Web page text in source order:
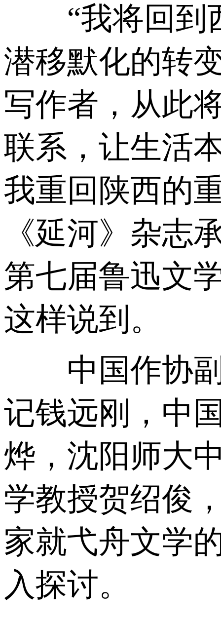
“我将回到西
潜移默化的转
写作者，从此
联系，让生活
我重回陕西的
《延河》杂志
第七届鲁迅文
这样说到。
中国作协副
记钱远刚，中
烨，沈阳师大
学教授贺绍俊
家就弋舟文学
入探讨。